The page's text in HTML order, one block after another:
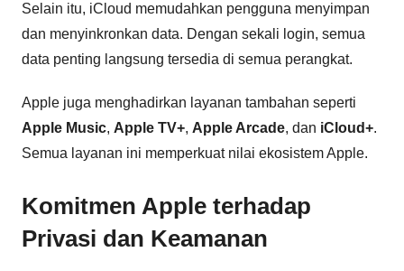
Selain itu, iCloud memudahkan pengguna menyimpan
dan menyinkronkan data. Dengan sekali login, semua
data penting langsung tersedia di semua perangkat.
Apple juga menghadirkan layanan tambahan seperti
Apple Music, Apple TV+, Apple Arcade, dan iCloud+.
Semua layanan ini memperkuat nilai ekosistem Apple.
Komitmen Apple terhadap
Privasi dan Keamanan